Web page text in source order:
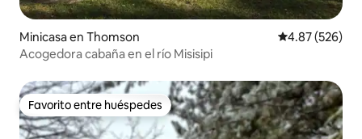
Minicasa en Thomson Calificación
4.87 (526)
Acogedora cabaña en el río Misisipi
Favorito entre huéspedes
Favorito entre huéspedes